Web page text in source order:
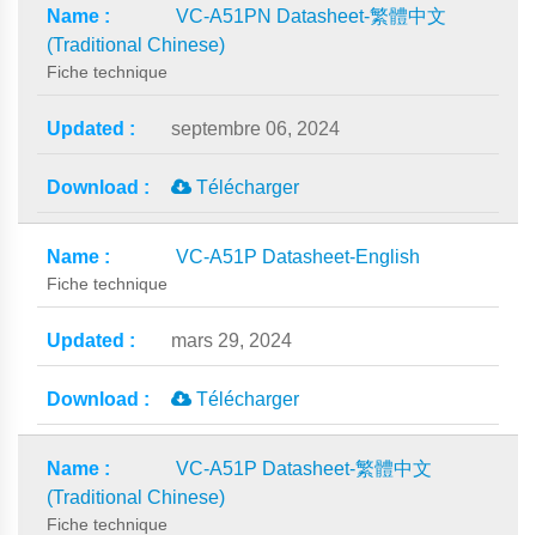
VC-A51PN Datasheet-繁體中文
(Traditional Chinese)
Fiche technique
septembre 06, 2024
Télécharger
VC-A51P Datasheet-English
Fiche technique
mars 29, 2024
Télécharger
VC-A51P Datasheet-繁體中文
(Traditional Chinese)
Fiche technique